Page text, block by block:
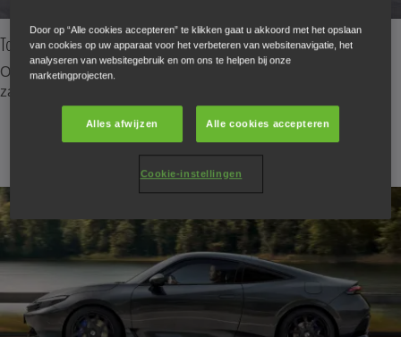
Toegang en starten zonder sleutel
Ontgrendelen, starten en wegrijden zonder de sleutel uit uw
zak te halen – gemak dat met u meebeweegt.
Door op “Alle cookies accepteren” te klikken gaat u akkoord met het opslaan
van cookies op uw apparaat voor het verbeteren van websitenavigatie, het
analyseren van websitegebruik en om ons te helpen bij onze
marketingprojecten.
Alles afwijzen Alle cookies accepteren
Cookie-instellingen